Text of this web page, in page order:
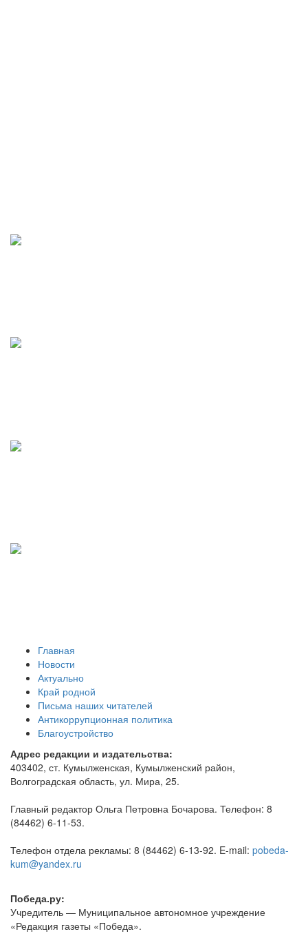
Главная
Новости
Актуально
Край родной
Письма наших читателей
Антикоррупционная политика
Благоустройство
Адрес редакции и издательства:
403402, ст. Кумылженская, Кумылженский район,
Волгоградская область, ул. Мира, 25.
Главный редактор Ольга Петровна Бочарова. Телефон: 8
(84462) 6-11-53.
Телефон отдела рекламы: 8 (84462) 6-13-92. E-mail: pobeda-
kum@yandex.ru
Победа.ру:
Учредитель — Муниципальное автономное учреждение
«Редакция газеты «Победа».